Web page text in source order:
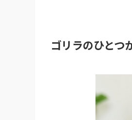
ゴリラのひとつ